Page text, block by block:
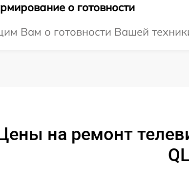
о готовности
Вам о готовности Вашей
на ремонт